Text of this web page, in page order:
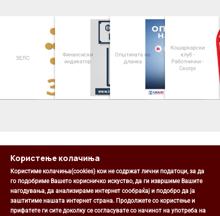
ЗЕЛС
Финансиски
индикатор
Општината на
дланка
Кошаркарски
клуб -
Работнички -
Скопје
Општина Центар
Михаил Цоков бр. 1, Скопје
Користење колачиња
Користиме колачиња(cookies) кои не содржат лични податоци, за да
го подобриме Вашето корисничко искуство, да ги извршиме Вашите
нагодувања, да анализираме интернет сообраќај и подобро да ја
заштитиме нашата интернет страна. Продолжете со користење и
прифатете ги сите доколку се согласувате со начинот на употреба на